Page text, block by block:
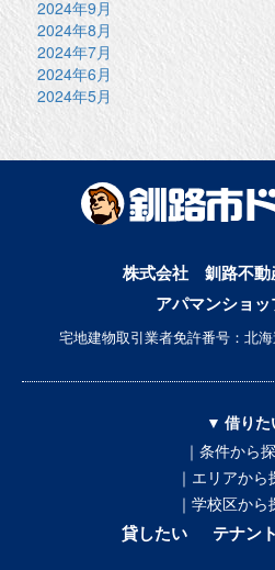
2024年9月
2024年8月
2024年7月
2024年6月
2024年5月
株式会社 釧路不動
アパマンショ
宅地建物取引業者免許番号：北
▼ 借りた
｜条件から
｜エリアから
｜学校区から
貸したい テナント